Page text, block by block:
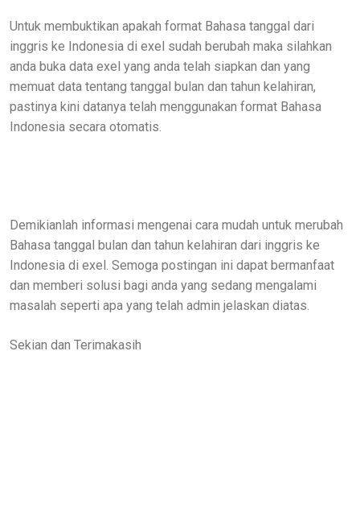
Untuk membuktikan apakah format Bahasa tanggal dari
inggris ke Indonesia di exel sudah berubah maka silahkan
anda buka data exel yang anda telah siapkan dan yang
memuat data tentang tanggal bulan dan tahun kelahiran,
pastinya kini datanya telah menggunakan format Bahasa
Indonesia secara otomatis.
Demikianlah informasi mengenai cara mudah untuk merubah
Bahasa tanggal bulan dan tahun kelahiran dari inggris ke
Indonesia di exel. Semoga postingan ini dapat bermanfaat
dan memberi solusi bagi anda yang sedang mengalami
masalah seperti apa yang telah admin jelaskan diatas.
Sekian dan Terimakasih